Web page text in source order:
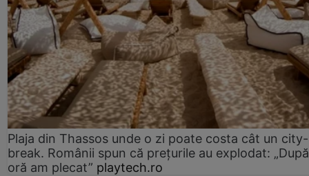
Plaja din Thassos unde o zi poate costa cât un city-
break. Românii spun că prețurile au explodat:
oră am plecat” playtech.ro